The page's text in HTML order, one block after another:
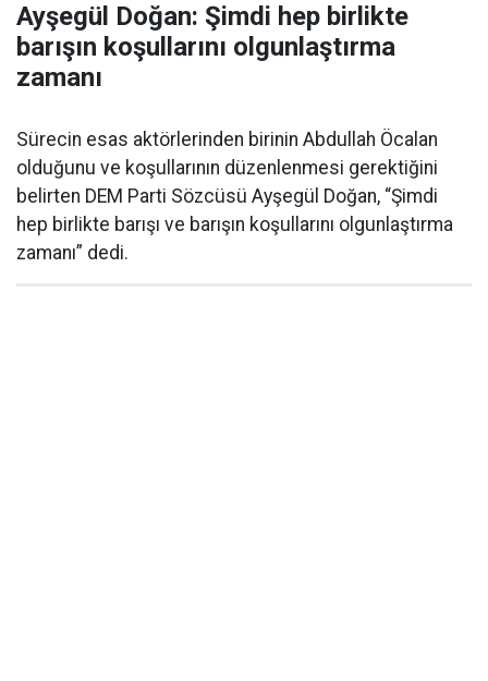
Ayşegül Doğan: Şimdi hep birlikte
barışın koşullarını olgunlaştırma
zamanı
Sürecin esas aktörlerinden birinin Abdullah Öcalan
olduğunu ve koşullarının düzenlenmesi gerektiğini
belirten DEM Parti Sözcüsü Ayşegül Doğan, “Şimdi
hep birlikte barışı ve barışın koşullarını olgunlaştırma
zamanı” dedi.